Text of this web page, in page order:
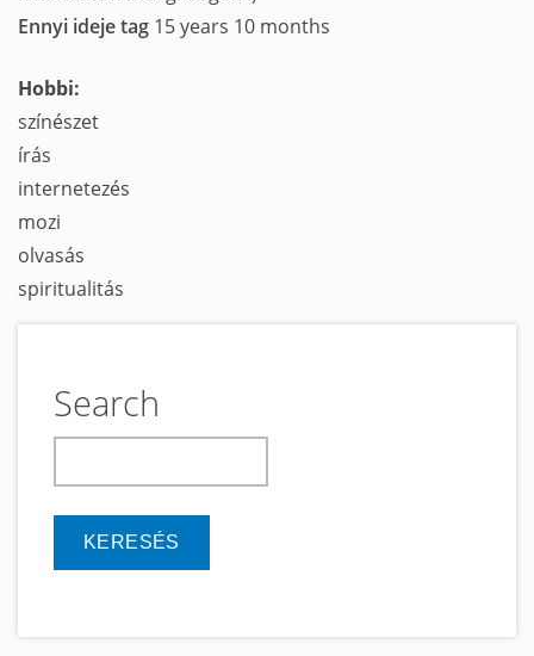
Ennyi ideje tag 15 years 10 months
Hobbi:
színészet
írás
internetezés
mozi
olvasás
spiritualitás
Search